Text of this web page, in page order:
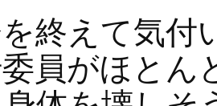
終えて気付
委員がほと